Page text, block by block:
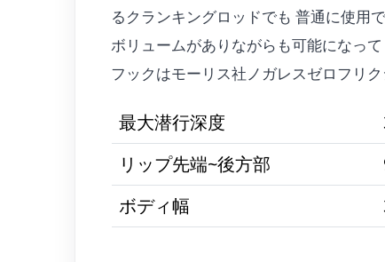
るクランキングロッドでも 普通に使用
ボリュームがありながらも可能になって
フックはモーリス社ノガレスゼロフリ
最大潜行深度
リップ先端~後方部
ボディ幅